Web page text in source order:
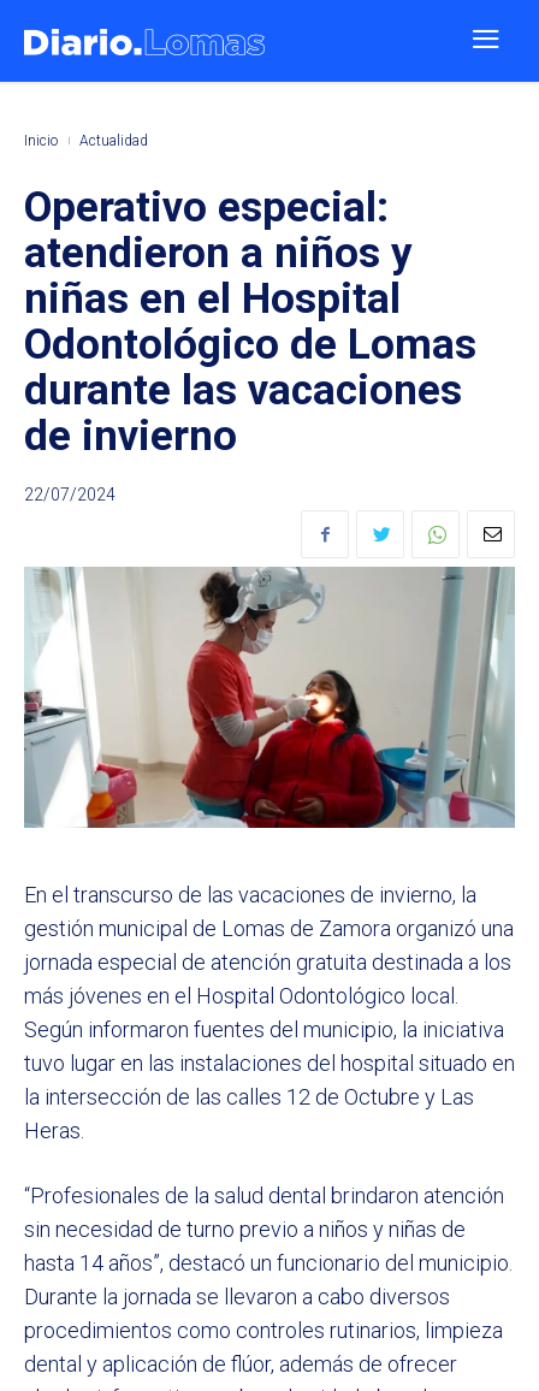
Inicio Actualidad
Operativo especial:
atendieron a niños y
niñas en el Hospital
Odontológico de Lomas
durante las vacaciones
de invierno
22/07/2024
En el transcurso de las vacaciones de invierno, la
gestión municipal de Lomas de Zamora organizó una
jornada especial de atención gratuita destinada a los
más jóvenes en el Hospital Odontológico local.
Según informaron fuentes del municipio, la iniciativa
tuvo lugar en las instalaciones del hospital situado en
la intersección de las calles 12 de Octubre y Las
Heras.
“Profesionales de la salud dental brindaron atención
sin necesidad de turno previo a niños y niñas de
hasta 14 años”, destacó un funcionario del municipio.
Durante la jornada se llevaron a cabo diversos
procedimientos como controles rutinarios, limpieza
dental y aplicación de flúor, además de ofrecer